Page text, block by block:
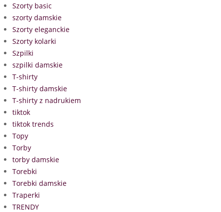
Szorty basic
szorty damskie
Szorty eleganckie
Szorty kolarki
Szpilki
szpilki damskie
T-shirty
T-shirty damskie
T-shirty z nadrukiem
tiktok
tiktok trends
Topy
Torby
torby damskie
Torebki
Torebki damskie
Traperki
TRENDY